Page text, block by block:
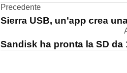
Navigazione
Precedente
Sierra USB, un’app crea
Sandisk ha pronta la SD da